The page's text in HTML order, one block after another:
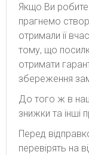
Якщо Ви
прагнемо
отримали її
тому, що
отримати
збереження
До того ж в
знижки та інші
Перед
перевірять на